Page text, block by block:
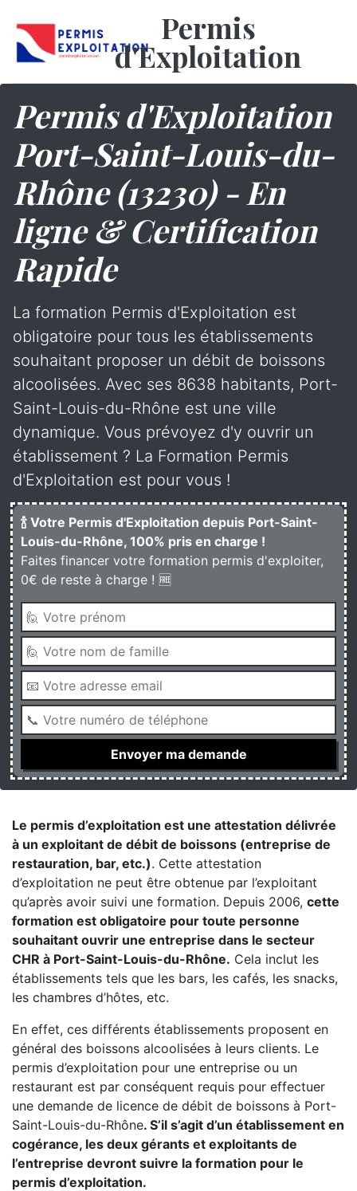
Permis
d'Exploitation
Permis d'Exploitation
Port-Saint-Louis-du-
Rhône (13230) - En
ligne & Certification
Rapide
La formation Permis d'Exploitation est
obligatoire pour tous les établissements
souhaitant proposer un débit de boissons
alcoolisées. Avec ses 8638 habitants, Port-
Saint-Louis-du-Rhône est une ville
dynamique. Vous prévoyez d'y ouvrir un
établissement ? La Formation Permis
d'Exploitation est pour vous !
🍾 Votre Permis d'Exploitation depuis Port-Saint-
Louis-du-Rhône, 100% pris en charge !
Faites financer votre formation permis d'exploiter,
0€ de reste à charge ! 🆓
Le permis d’exploitation est une attestation délivrée
à un exploitant de débit de boissons (entreprise de
restauration, bar, etc.). Cette attestation
d’exploitation ne peut être obtenue par l’exploitant
qu’après avoir suivi une formation. Depuis 2006, cette
formation est obligatoire pour toute personne
souhaitant ouvrir une entreprise dans le secteur
CHR à Port-Saint-Louis-du-Rhône. Cela inclut les
établissements tels que les bars, les cafés, les snacks,
les chambres d’hôtes, etc.
En effet, ces différents établissements proposent en
général des boissons alcoolisées à leurs clients. Le
permis d’exploitation pour une entreprise ou un
restaurant est par conséquent requis pour effectuer
une demande de licence de débit de boissons à Port-
Saint-Louis-du-Rhône. S’il s’agit d’un établissement en
cogérance, les deux gérants et exploitants de
l’entreprise devront suivre la formation pour le
permis d’exploitation.